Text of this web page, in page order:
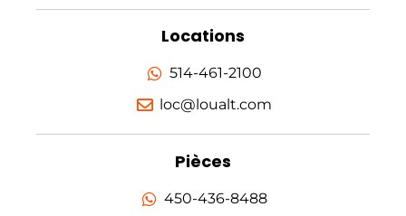
Locations
514-461-2100
loc@loualt.com
Pièces
450-436-8488